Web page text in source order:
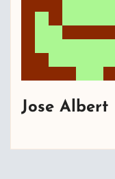
Jose Albert